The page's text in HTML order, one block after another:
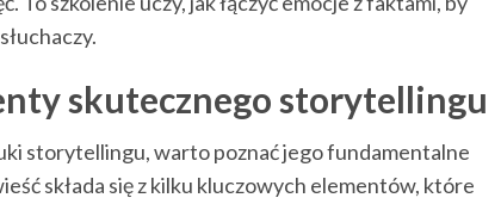
skutecznego storytellingu
storytellingu, warto poznać jego fundamentalne
składa się z kilku kluczowych elementów, które